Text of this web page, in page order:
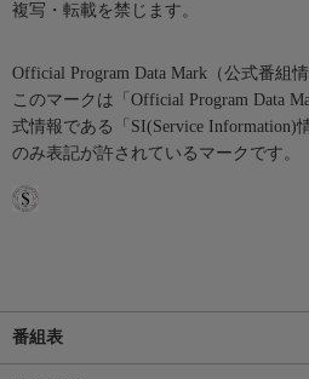
複写・転載を禁じます。
Official Program Data Mark（公式番組情
このマークは「Official Program Data
式情報である「SI(Service Information)
のみ表記が許されているマークです。
番組表